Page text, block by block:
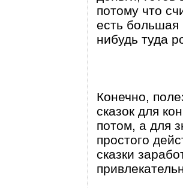
потому что
есть большая
нибудь туда
Конечно,
сказок для
потом, а для
простого
сказки